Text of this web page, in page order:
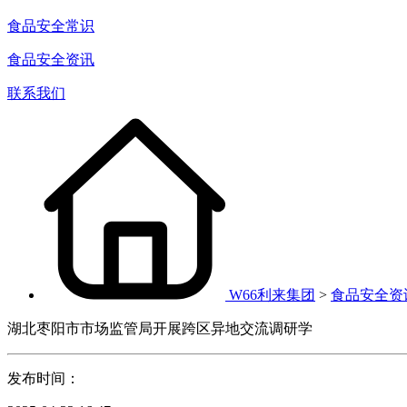
食品安全常识
食品安全资讯
联系我们
W66利来集团 > 食品安全资
湖北枣阳市市场监管局开展跨区异地交流调研学
发布时间：